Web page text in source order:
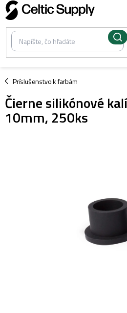
Prejsť
na
obsah
Príslušenstvo k farbám
/
Čierne silikónové
10mm, 250ks